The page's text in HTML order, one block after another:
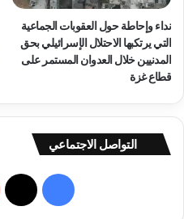
نداء وإحاطة حول العقوبات الجماعية
التي يرتكبها الاحتلال الإسرائيلي بحق
المدنيين خلال العدوان المستمر على
قطاع غزة
التواصل الاجتماعي
فيسبوك ‫X